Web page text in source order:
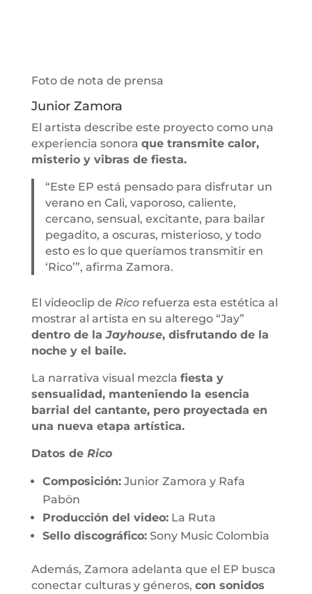
Foto de nota de prensa
Junior Zamora
El artista describe este proyecto como una
experiencia sonora que transmite calor,
misterio y vibras de fiesta.
“Este EP está pensado para disfrutar un
verano en Cali, vaporoso, caliente,
cercano, sensual, excitante, para bailar
pegadito, a oscuras, misterioso, y todo
esto es lo que queríamos transmitir en
‘Rico’”, afirma Zamora.
El videoclip de Ricorefuerza esta estética al
mostrar al artista en su alterego “Jay”
dentro de laJayhouse, disfrutando de la
noche y el baile.
La narrativa visual mezcla fiesta y
sensualidad, manteniendo la esencia
barrial del cantante, pero proyectada en
una nueva etapa artística.
Datos de Rico
Composición:Junior Zamora y Rafa
Pabön
Producción del video:La Ruta
Sello discográfico:Sony Music Colombia
Además, Zamora adelanta que el EP busca
conectar culturas y géneros, con sonidos